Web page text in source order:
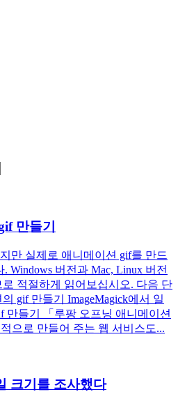
만들기
만 실제로 애니메이션 gif를 만드
Windows 버전과 Mac, Linux 버전
적절하게 읽어보십시오. 다음 단
gif 만들기 ImageMagick에서 일
만들기 「루팡 오프닝 애니메이션
으로 만들어 주는 웹 서비스도...
크기를 조사했다